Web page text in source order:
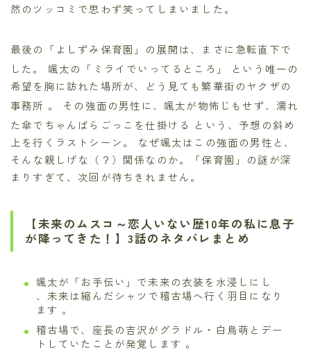
然のツッコミで思わず笑ってしまいました。
最後の「よしずみ保育園」の展開は、まさに急転直下で
した。 颯太の「ミライでいってるところ」
という唯一の
希望を胸に訪れた場所が、どう見ても繁華街のヤクザの
事務所 。 その強面の男性に、颯太が物怖じもせず、濡れ
た傘でちゃんばらごっこを仕掛ける という、予想の斜め
上を行くラストシーン。 なぜ颯太はこの強面の男性と、
そんな親しげな（？）関係なのか。「保育園」の謎が深
まりすぎて、次回が待ちきれません。
【未来のムスコ～恋人いない歴10年の私に息子
が降ってきた！】3話のネタバレまとめ
颯太が「お手伝い」で未来の衣装を水浸しにし
、未来は縮んだシャツで稽古場へ行く羽目になり
ます 。
稽古場で、座長の吉沢がグラドル・白鳥萌とデー
トしていたことが発覚します 。